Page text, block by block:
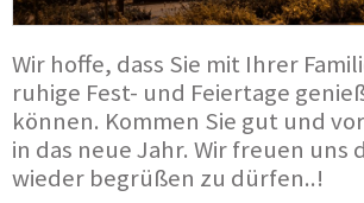
Wir hoffe, dass Sie mit Ihrer
ruhige Fest- und Feiertage
können. Kommen Sie gut und
in das neue Jahr. Wir freuen uns
wieder begrüßen zu dürfen..!